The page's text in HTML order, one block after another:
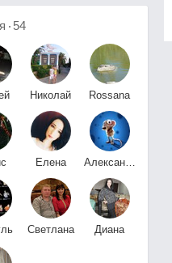
54
Николай
Rossana
Елена
Александр
Светлана
Диана